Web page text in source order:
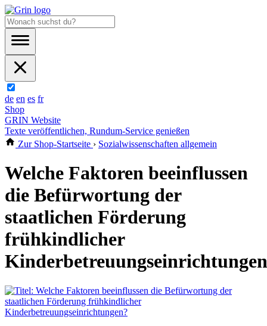
de en es fr
Shop
GRIN Website
Texte veröffentlichen, Rundum-Service genießen
Zur Shop-Startseite › Sozialwissenschaften allgemein
Welche Faktoren beeinflussen
die Befürwortung der
staatlichen Förderung
frühkindlicher